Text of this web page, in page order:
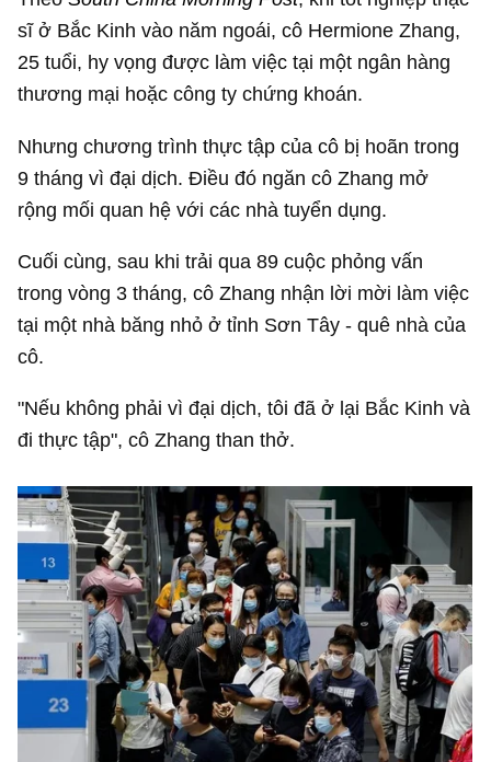
sĩ ở Bắc Kinh vào năm ngoái, cô Hermione Zhang,
25 tuổi, hy vọng được làm việc tại một ngân hàng
thương mại hoặc công ty chứng khoán.
Nhưng chương trình thực tập của cô bị hoãn trong
9 tháng vì đại dịch. Điều đó ngăn cô Zhang mở
rộng mối quan hệ với các nhà tuyển dụng.
Cuối cùng, sau khi trải qua 89 cuộc phỏng vấn
trong vòng 3 tháng, cô Zhang nhận lời mời làm việc
tại một nhà băng nhỏ ở tỉnh Sơn Tây - quê nhà của
cô.
"Nếu không phải vì đại dịch, tôi đã ở lại Bắc Kinh và
đi thực tập", cô Zhang than thở.